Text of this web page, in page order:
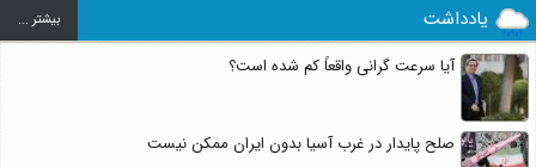
یادداشت بيشتر ...
آیا سرعت گرانی واقعاً کم شده است؟
صلح پایدار در غرب آسیا بدون ایران ممکن نیست